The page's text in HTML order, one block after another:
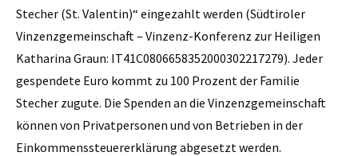
Stecher (St. Valentin)“ eingezahlt werden (Südtiroler
Vinzenzgemeinschaft – Vinzenz-Konferenz zur Heiligen
Katharina Graun: IT41C0806658352000302217279). Jeder
gespendete Euro kommt zu 100 Prozent der Familie
Stecher zugute. Die Spenden an die Vinzenzgemeinschaft
können von Privatpersonen und von Betrieben in der
Einkommenssteuererklärung abgesetzt werden.